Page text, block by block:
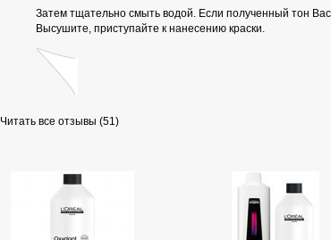
Затем тщательно смыть водой. Если полученный тон
Высушите, приступайте к нанесению краски.
Читать все отзывы (51)